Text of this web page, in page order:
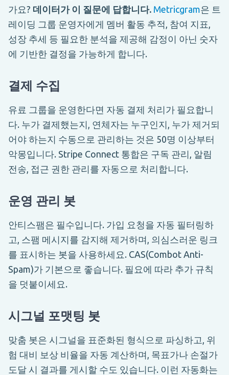
가요? 데이터가 이 질문에 답합니다. Metricgram은 트
레이딩 그룹 운영자에게 멤버 활동 추적, 참여 지표,
성장 추세 등 필요한 분석을 제공해 감정이 아닌 숫자
에 기반한 결정을 가능하게 합니다.
결제 수집
유료 그룹을 운영한다면 자동 결제 처리가 필요합니
다. 누가 결제했는지, 연체자는 누구인지, 누가 제거되
어야 하는지 수동으로 관리하는 것은 50명 이상부터
악몽입니다. Stripe Connect 통합은 구독 관리, 알림
전송, 접근 권한 관리를 자동으로 처리합니다.
운영 관리 봇
안티스팸은 필수입니다. 가입 요청을 자동 필터링하
고, 스팸 메시지를 감지해 제거하며, 의심스러운 링크
를 표시하는 봇을 사용하세요. CAS(Combot Anti-
Spam)가 기본으로 좋습니다. 필요에 따라 추가 규칙
을 덧붙이세요.
시그널 포맷팅 봇
맞춤 봇은 시그널을 표준화된 형식으로 파싱하고, 위
험 대비 보상 비율을 자동 계산하며, 목표가나 손절가
도달 시 결과를 게시할 수도 있습니다. 이런 자동화는